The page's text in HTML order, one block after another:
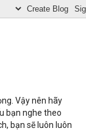
Vậy nên hãy
bạn nghe theo
bạn sẽ luôn luôn